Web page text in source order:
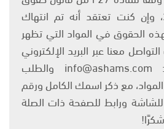
التأليف والنشر 2007، وإن كنت تعتقد أنه تم انتهاك
الحقوق في المواد التي تظهر
معنا عبر البريد الإلكتروني
على العنوان التالي: info@ashams.com والطلب
مع ذكر اسمك الكامل ورقم
ورابط للصفحة ذات الصلة